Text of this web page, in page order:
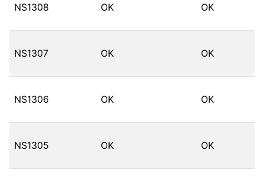
NS1308 OK OK
NS1307 OK OK
NS1306 OK OK
NS1305 OK OK